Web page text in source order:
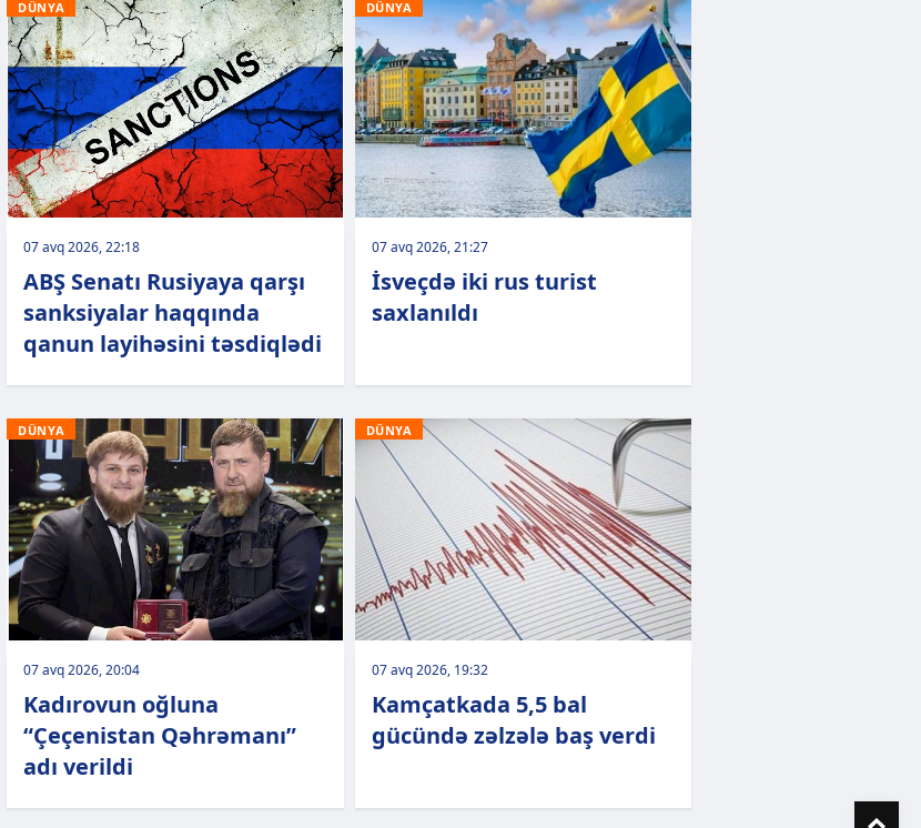
DÜNYA
07 avq 2026, 22:18
ABŞ Senatı Rusiyaya qarşı
sanksiyalar haqqında
qanun layihəsini təsdiqlədi
DÜNYA
07 avq 2026, 21:27
İsveçdə iki rus turist
saxlanıldı
DÜNYA
07 avq 2026, 20:04
Kadırovun oğluna
“Çeçenistan Qəhrəmanı”
adı verildi
DÜNYA
07 avq 2026, 19:32
Kamçatkada 5,5 bal
gücündə zəlzələ baş verdi